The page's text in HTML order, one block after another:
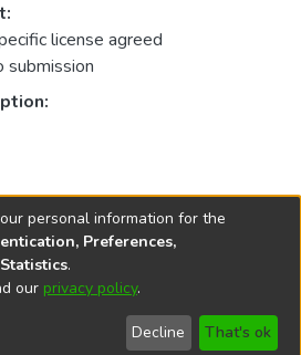
license agreed
submission
комплекс дисциплін кафедри
© 2002-2026
End User
Agreement
Send
Feedback
personal information for the
Preferences,
.
our privacy policy.
Decline That's ok